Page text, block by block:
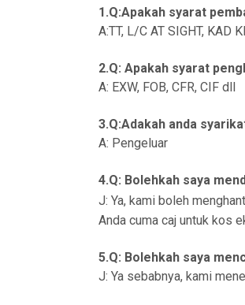
1.Q:Apakah syarat
A:TT, L/C AT SIGHT, KAD
2.Q: Apakah syarat
A: EXW, FOB, CFR, CIF dll
3.Q:Adakah anda
A: Pengeluar
4.Q: Bolehkah saya
J: Ya, kami boleh
Anda cuma caj untuk kos
5.Q: Bolehkah saya
J: Ya sebabnya, kami